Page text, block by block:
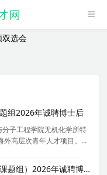
组2026年诚聘博士后
子工程学院无机化学所特
高层次青年人才项目。本
合培养项目，指导老师是
2
北京大学化学与分子工程学院（李能旭课题组）2026年诚聘博士后